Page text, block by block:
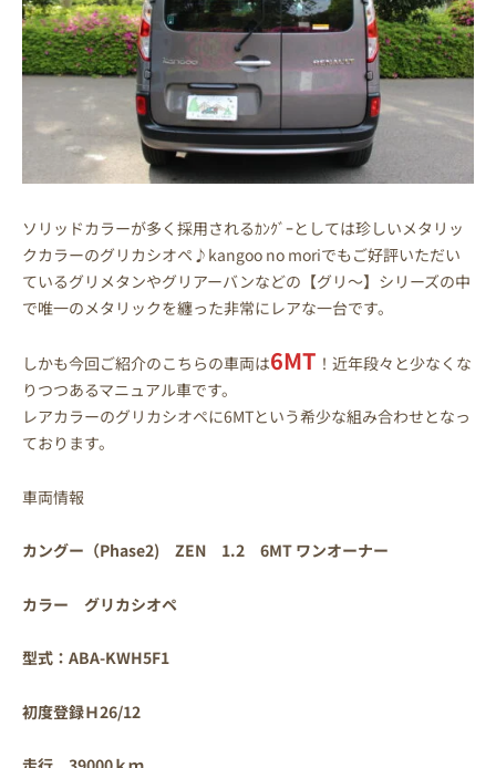
ソリッドカラーが多く採用されるｶﾝｸﾞｰとしては珍しいメタリッ
クカラーのグリカシオペ♪kangoo no moriでもご好評いただい
ているグリメタンやグリアーバンなどの【グリ～】シリーズの中
で唯一のメタリックを纏った非常にレアな一台です。
しかも今回ご紹介のこちらの車両は6MT ！近年段々と少なくな
りつつあるマニュアル車です。
レアカラーのグリカシオペに6MTという希少な組み合わせとなっ
ております。
車両情報
カングー（Phase2) ZEN 1.2 6MT ワンオーナー
カラー グリカシオペ
型式：ABA-KWH5F1
初度登録Ｈ26/12